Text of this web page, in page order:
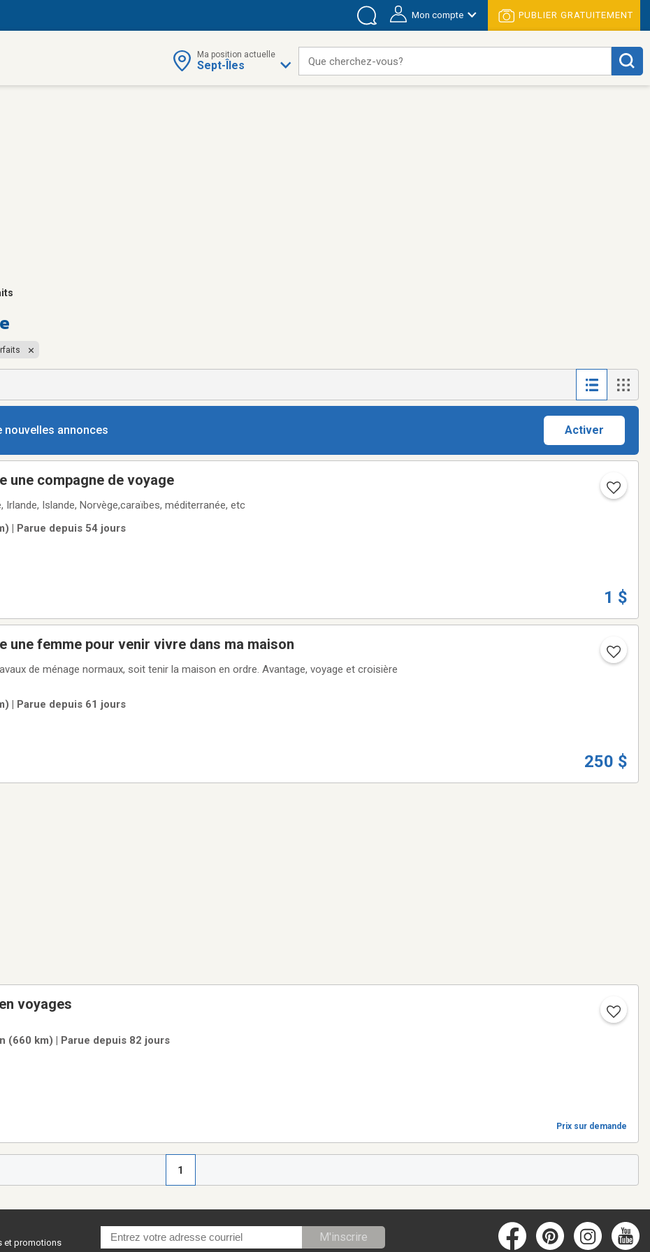
Mon compte PUBLIER GRATUITEMENT
Ma position actuelle
Sept-Îles Que cherchez-vous?
nouvelles annonces Activer
une compagne de voyage
Irlande, Islande, Norvège,caraïbes, méditerranée, etc
| Parue depuis 54 jours
1 $
une femme pour venir vivre dans ma maison
de ménage normaux, soit tenir la maison en ordre. Avantage, voyage et croisière
| Parue depuis 61 jours
250 $
voyages
(660 km) | Parue depuis 82 jours
Prix sur demande
1
et promotions M'inscrire